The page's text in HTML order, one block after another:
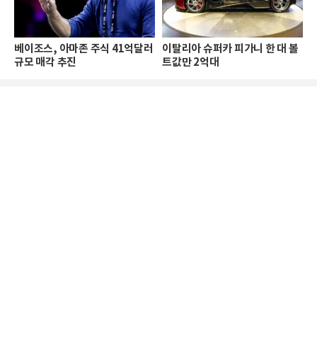
베이조스, 아마존 주식 41억달러
규모 매각 추진
이탈리아 슈퍼카 피가니 한 대 볼
트값만 2억대